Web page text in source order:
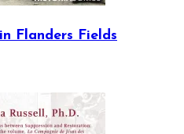
Flanders Fields